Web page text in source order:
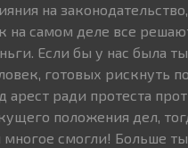
на
на самом деле все
Если бы у нас была
готовых рискнуть
арест ради протеста
положения дел,
смогли! Больше